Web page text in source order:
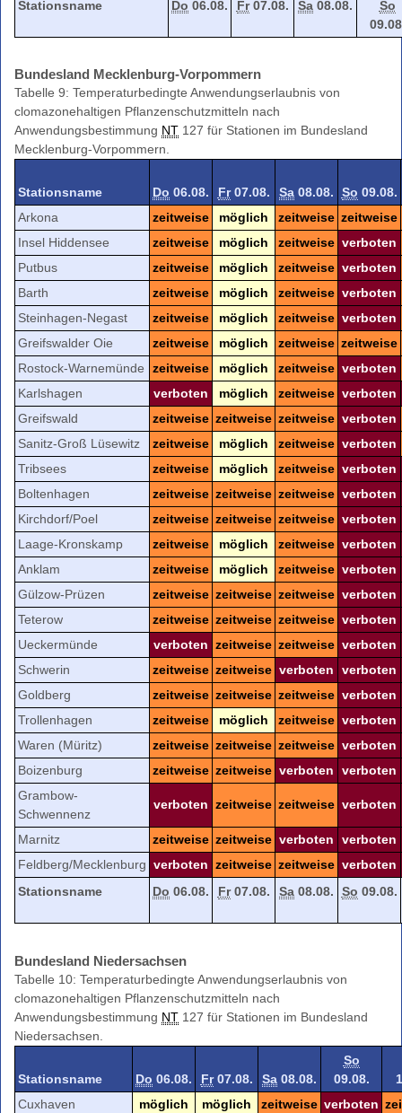
Stationsname Do 06.08. Fr07.08. Sa 08.08.
So
Bundesland Mecklenburg-Vorpommern
Tabelle 9: Temperaturbedingte Anwendungserlaubnis von
clomazonehaltigen Pflanzenschutzmitteln nach
Anwendungsbestimmung NT 127 für Stationen im Bundesland
Mecklenburg-Vorpommern.
Stationsname Do 06.08. Fr07.08. Sa 08.08. So 09.08.
Arkona
zeitweise möglich zeitweise zeitweise
Insel Hiddensee
zeitweise möglich zeitweise verboten
Putbus
zeitweise möglich zeitweise verboten
Barth
zeitweise möglich zeitweise verboten
Steinhagen-Negast
zeitweise möglich zeitweise verboten
Greifswalder Oie
zeitweise möglich zeitweise zeitweise
Rostock-Warnemünde
zeitweise möglich zeitweise verboten
Karlshagen
verboten möglich zeitweise verboten
Greifswald
zeitweise zeitweise zeitweise verboten
Sanitz-Groß Lüsewitz
zeitweise möglich zeitweise verboten
Tribsees
zeitweise möglich zeitweise verboten
Boltenhagen
zeitweise zeitweise zeitweise verboten
Kirchdorf/Poel
zeitweise zeitweise zeitweise verboten
Laage-Kronskamp
zeitweise möglich zeitweise verboten
Anklam
zeitweise möglich zeitweise verboten
Gülzow-Prüzen
zeitweise zeitweise zeitweise verboten
Teterow
zeitweise zeitweise zeitweise verboten
Ueckermünde
verboten zeitweise zeitweise verboten
Schwerin
zeitweise zeitweise verboten
verboten
Goldberg
zeitweise zeitweise zeitweise verboten
Trollenhagen
zeitweise möglich zeitweise verboten
Waren (Müritz)
zeitweise zeitweise zeitweise verboten
Boizenburg
zeitweise zeitweise verboten
verboten
Grambow-
Schwennenz
verboten zeitweise zeitweise verboten
Marnitz zeitweise zeitweise verboten
verboten
Feldberg/Mecklenburg verboten zeitweise zeitweise verboten
Stationsname
Do 06.08. Fr07.08. Sa 08.08. So 09.08.
Bundesland Niedersachsen
Tabelle 10: Temperaturbedingte Anwendungserlaubnis von
clomazonehaltigen Pflanzenschutzmitteln nach
Anwendungsbestimmung NT 127 für Stationen im Bundesland
Niedersachsen.
Stationsname Do 06.08. Fr07.08. Sa 08.08.
So
09.08.
Cuxhaven
möglich möglich zeitweise verboten